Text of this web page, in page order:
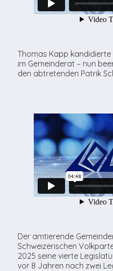
Thomas Kapp
im Gemeinderat – nun
den abtretenden Patrik
Der amtierende
Schweizerischen
2025 seine vierte
vor 8 Jahren nach zwei